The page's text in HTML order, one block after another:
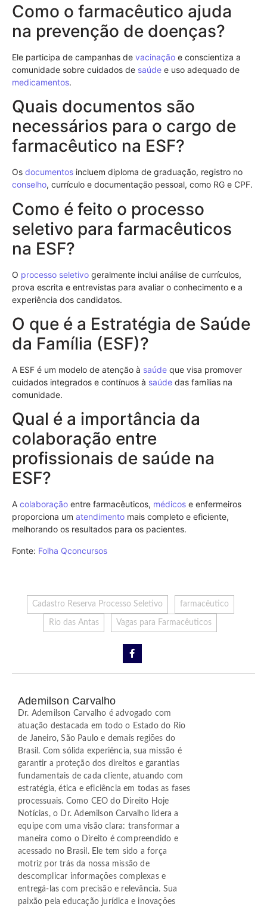
Como o farmacêutico ajuda
na prevenção de doenças?
Ele participa de campanhas de vacinação e conscientiza a
comunidade sobre cuidados de saúde e uso adequado de
medicamentos.
Quais documentos são
necessários para o cargo de
farmacêutico na ESF?
Os documentos incluem diploma de graduação, registro no
conselho, currículo e documentação pessoal, como RG e CPF.
Como é feito o processo
seletivo para farmacêuticos
na ESF?
O processo seletivo geralmente inclui análise de currículos,
prova escrita e entrevistas para avaliar o conhecimento e a
experiência dos candidatos.
O que é a Estratégia de Saúde
da Família (ESF)?
A ESF é um modelo de atenção à saúde que visa promover
cuidados integrados e contínuos à saúde das famílias na
comunidade.
Qual é a importância da
colaboração entre
profissionais de saúde na
ESF?
A colaboração entre farmacêuticos, médicos e enfermeiros
proporciona um atendimento mais completo e eficiente,
melhorando os resultados para os pacientes.
Fonte: Folha Qconcursos
Cadastro Reserva Processo Seletivo farmacêutico
Rio das Antas Vagas para Farmacêuticos
Ademilson Carvalho
Dr. Ademilson Carvalho é advogado com
atuação destacada em todo o Estado do Rio
de Janeiro, São Paulo e demais regiões do
Brasil. Com sólida experiência, sua missão é
garantir a proteção dos direitos e garantias
fundamentais de cada cliente, atuando com
estratégia, ética e eficiência em todas as fases
processuais. Como CEO do Direito Hoje
Notícias, o Dr. Ademilson Carvalho lidera a
equipe com uma visão clara: transformar a
maneira como o Direito é compreendido e
acessado no Brasil. Ele tem sido a força
motriz por trás da nossa missão de
descomplicar informações complexas e
entregá-las com precisão e relevância. Sua
paixão pela educação jurídica e inovações